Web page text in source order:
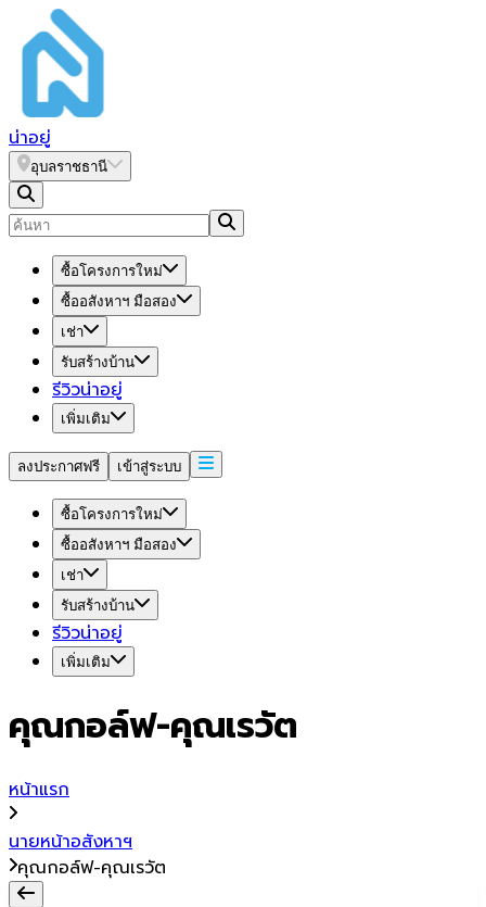
น่าอยู่
อุบลราชธานี
ซื้อโครงการใหม่
ซื้ออสังหาฯ มือสอง
เช่า
รับสร้างบ้าน
รีวิวน่าอยู่
เพิ่มเติม
ลงประกาศฟรี เข้าสู่ระบบ
ซื้อโครงการใหม่
ซื้ออสังหาฯ มือสอง
เช่า
รับสร้างบ้าน
รีวิวน่าอยู่
เพิ่มเติม
คุณกอล์ฟ-คุณเรวัต
หน้าแรก
นายหน้าอสังหาฯ
คุณกอล์ฟ-คุณเรวัต